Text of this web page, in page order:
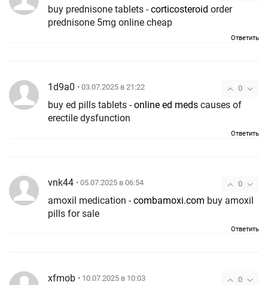
buy prednisone tablets -corticosteroid
prednisone 5mg online cheap
Ответить
0
1d9a0 • 03.07.2025 в 21:22
buy ed pills tablets -online ed meds causes of
erectile dysfunction
Ответить
0
vnk44 • 05.07.2025 в 06:54
amoxil medication -combamoxi.com buy amoxil
pills for sale
Ответить
0
xfmob • 10.07.2025 в 10:03